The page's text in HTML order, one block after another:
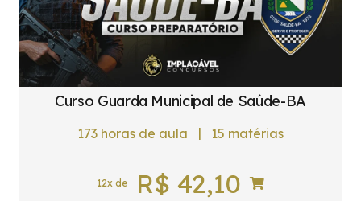
Curso Guarda Municipal de Saúde-BA
173horas de aula | 15 matérias
12x de R$ 42,10